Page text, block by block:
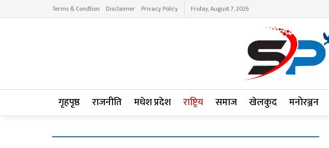
Terms & Condtion Disclaimer Privacy Policy Friday, August 7, 2026
गृहपृष्ठ राजनीति मधेश प्रदेश राष्ट्रिय समाज खेलकुद मनोरञ्जन